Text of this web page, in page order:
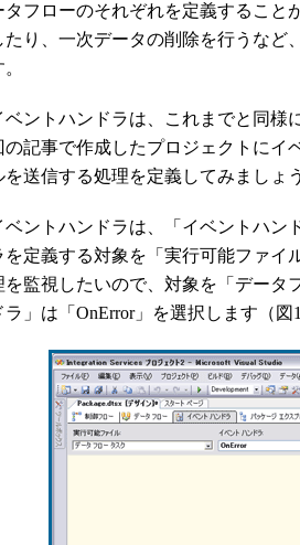
タフローのそれぞれを定義すること
たり、一次データの削除を行うなど
ントハンドラは、これまでと同様
の記事で作成したプロジェクトにイ
を送信する処理を定義してみましょう
ントハンドラは、「イベントハン
を定義する対象を「実行可能ファ
を監視したいので、対象を「データ
ラ」は「OnError」を選択します（図1